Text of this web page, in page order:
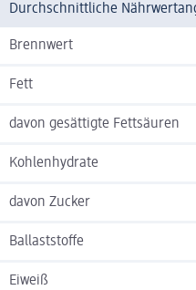
Durchschnittliche
Brennwert
Fett
davon gesättigte Fettsäuren
Kohlenhydrate
davon Zucker
Ballaststoffe
Eiweiß